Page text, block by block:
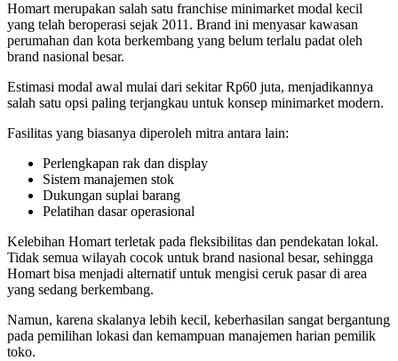
Homart merupakan salah satu franchise minimarket modal kecil
yang telah beroperasi sejak 2011. Brand ini menyasar kawasan
perumahan dan kota berkembang yang belum terlalu padat oleh
brand nasional besar.
Estimasi modal awal mulai dari sekitar Rp60 juta, menjadikannya
salah satu opsi paling terjangkau untuk konsep minimarket modern.
Fasilitas yang biasanya diperoleh mitra antara lain:
Perlengkapan rak dan display
Sistem manajemen stok
Dukungan suplai barang
Pelatihan dasar operasional
Kelebihan Homart terletak pada fleksibilitas dan pendekatan lokal.
Tidak semua wilayah cocok untuk brand nasional besar, sehingga
Homart bisa menjadi alternatif untuk mengisi ceruk pasar di area
yang sedang berkembang.
Namun, karena skalanya lebih kecil, keberhasilan sangat bergantung
pada pemilihan lokasi dan kemampuan manajemen harian pemilik
toko.